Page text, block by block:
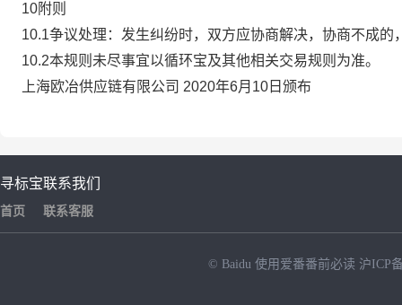
10附则
10.1争议处理：发生纠纷时，双方应协商解决，协商不成
10.2本规则未尽事宜以循环宝及其他相关交易规则为准。
上海欧冶供应链有限公司 2020年6月10日颁布
寻标宝
首页
联系我们
联系客服
© Baidu 使用爱番番前必读 沪ICP